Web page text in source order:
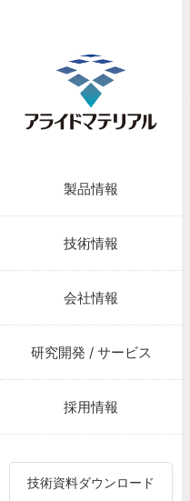
製品情報
技術情報
会社情報
研究開発 / サービス
採用情報
技術資料ダウンロード